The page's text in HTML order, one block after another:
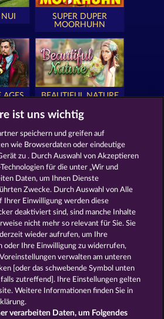
SUPER DUPER
MOORHUHN
AGES BEAUTIFUL NATURE
ROYAL SEVEN
OF
FOREVER
DIAMONDS
Spiele zeigen
und Cookie Richtlinien
ist uns wichtig
speichern und greifen auf
wie Browserdaten oder eindeutige
zu . Durch Auswahl von Akzeptieren
für die unter „Wir und
Daten, um Ihnen Dienste
Zwecke. Durch Auswahl von Alle
Ihrer Einwilligung werden diese
deaktiviert sind, sind manche Inhalte
nicht mehr so ​​relevant für Sie. Sie
wieder aufrufen, um Ihre
oder Ihre Einwilligung zu widerrufen,
verwalten am unteren
[oder das schwebende Symbol unten
zutreffend]. Ihre Einstellungen gelten
Weitere Informationen finden Sie in
verarbeiten Daten, um Folgendes